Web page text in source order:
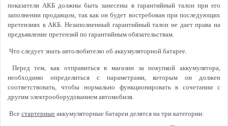
показатели АКБ должны быть занесены в гарантийный талон при его
заполнении продавцом, так как он будет востребован при последующих
претензиях к АКБ. Незаполненный гарантийный талон не дает права на
предъявление претензий по гарантийным обязательствам.
Что следует знать автолюбителю об аккумуляторной батарее.
Перед тем, как отправиться в магазин за покупкой аккумулятора,
необходимо определиться с параметрами, которым он должен
соответствовать, чтобы нормально функционировать в сочетании с
другим электрооборудованием автомобиля.
Все стартерные аккумуляторные батареи делятся на три категории: